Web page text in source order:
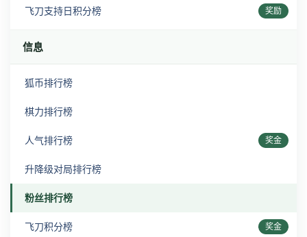
飞刀支持日积分榜 奖励
信息
狐币排行榜
棋力排行榜
人气排行榜 奖金
升降级对局排行榜
粉丝排行榜
飞刀积分榜 奖金